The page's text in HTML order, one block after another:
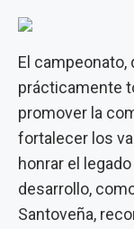
El campeonato,
prácticamente
promover la
fortalecer los
honrar el
desarrollo,
Santoveña,